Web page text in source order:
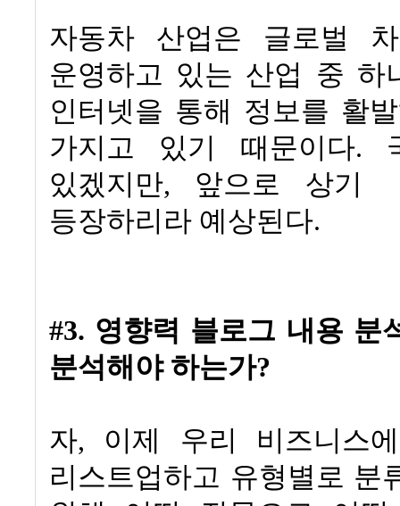
자동차 산업은 글로벌
운영하고 있는 산업 중 하
인터넷을 통해 정보를 활
가지고 있기 때문이다.
있겠지만, 앞으로 상기
등장하리라 예상된다.
#3. 영향력 블로그 내용 분
분석해야 하는가?
자, 이제 우리 비즈니스
리스트업하고 유형별로 분